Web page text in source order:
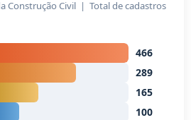
Construção Civil | Total de cadastros
466
289
165
100